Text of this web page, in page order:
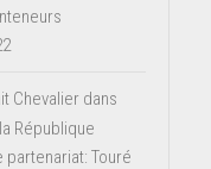
Chevalier dans
République
partenariat: Touré